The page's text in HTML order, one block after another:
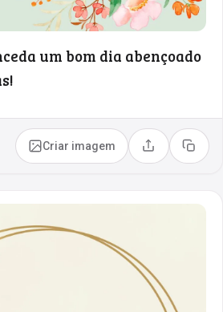
um bom dia abençoado
Criar imagem Compartilhar
Copiar